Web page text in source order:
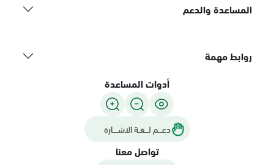
المساعدة والدعم
روابط مهمة
أدوات المساعدة
دعـــم لـــغـة الاشــــارة
تواصل معنا